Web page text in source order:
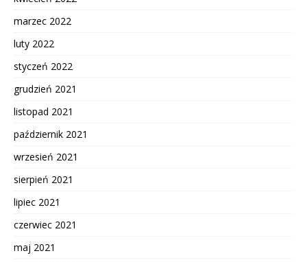
marzec 2022
luty 2022
styczeń 2022
grudzień 2021
listopad 2021
październik 2021
wrzesień 2021
sierpień 2021
lipiec 2021
czerwiec 2021
maj 2021